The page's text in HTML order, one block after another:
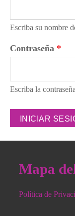
Escriba su nombre
Contraseña *
Escriba la
Mapa
Política de